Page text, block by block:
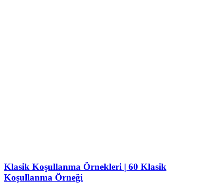
Klasik Koşullanma Örnekleri | 60 Klasik
Koşullanma Örneği